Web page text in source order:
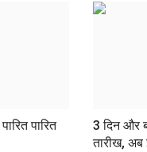
पारित
3 दिन और
तारीख,